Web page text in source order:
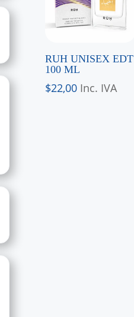
RUH UNISEX EDT
100 ML
$22,00 Inc. IVA